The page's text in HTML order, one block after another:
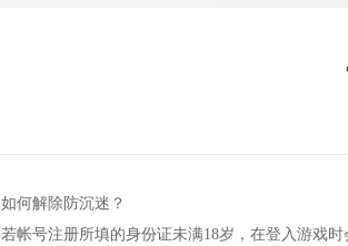
如何解除防沉迷？
若帐号注册所填的身份证未满18岁，在登入游戏